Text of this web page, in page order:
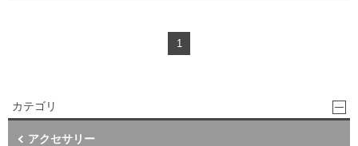
1
カテゴリ
アクセサリー